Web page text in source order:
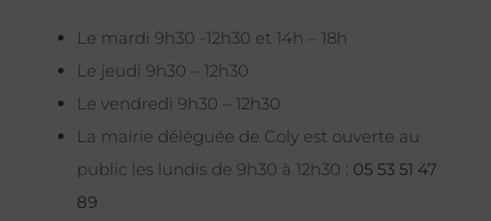
Le mardi 9h30 -12h30 et 14h – 18h
Le jeudi 9h30 – 12h30
Le vendredi 9h30 – 12h30
La mairie déléguée de Coly est ouverte au
public les lundis de 9h30 à 12h30 : 05 53 51 47
89